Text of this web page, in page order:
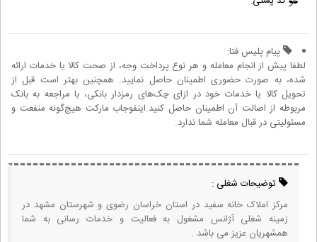
پیام پلیس فتا:
لطفا پیش از انجام معامله و هر نوع پرداخت وجه، از صحت کالا یا خدمات ارائه
شده، به صورت حضوری اطمینان حاصل نمایید. همچنین بهتر است قبل از
تحویل کالا یا خدمات خود در ازای چک‌های رمزدار بانکی، با مراجعه به بانک
مربوطه از اصالت آن اطمینان حاصل کنید.اینفوجاب مارکت هیچ‌گونه منفعت و
مسئولیتی در قبال معامله شما ندارد.
توضیحات شغلی :
مرکز املاک خانه سفید در استان خراسان رضوی و شهرستان مشهد در
زمینه شغلی آژانس مشغول به فعالیت و خدمات رسانی به شما
همشهریان عزیز می باشد .